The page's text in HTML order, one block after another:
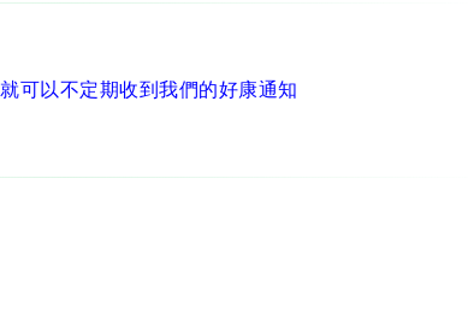
就可以不定期收到我們的好康通知